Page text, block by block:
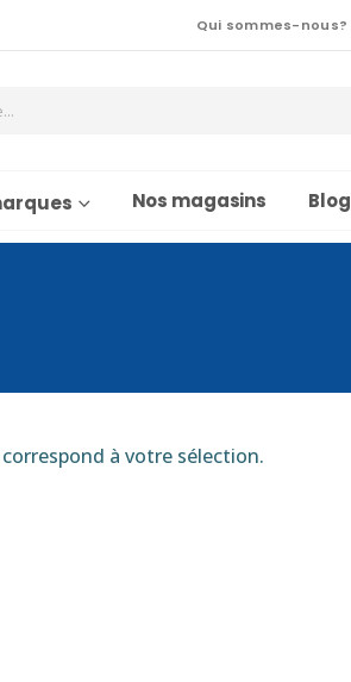
Qui sommes-nous?
Nos magasins Blog
à votre sélection.